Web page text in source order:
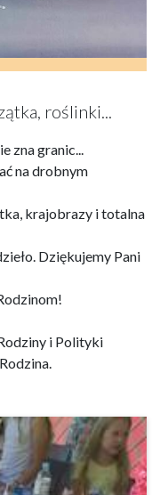
roślinki...
zna granic...
na drobnym
krajobrazy i totalna
Dziękujemy Pani
i Polityki